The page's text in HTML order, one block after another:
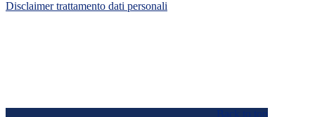
Disclaimer trattamento dati personali
Back to top